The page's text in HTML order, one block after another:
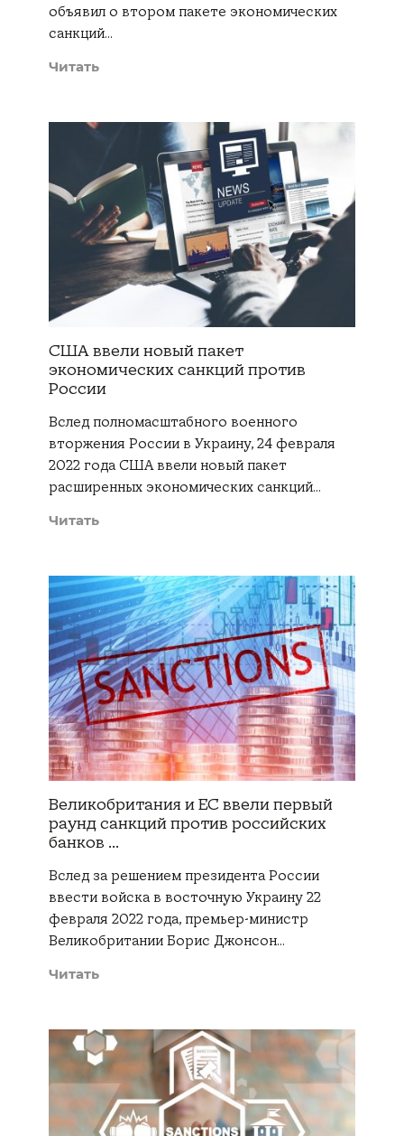
объявил о втором пакете экономических
санкций…
Читать
США ввели новый пакет
экономических санкций против
России
Вслед полномасштабного военного
вторжения России в Украину, 24 февраля
2022 года США ввели новый пакет
расширенных экономических санкций…
Читать
Великобритания и ЕС ввели первый
раунд санкций против российских
банков ...
Вслед за решением президента России
ввести войска в восточную Украину 22
февраля 2022 года, премьер-министр
Великобритании Борис Джонсон…
Читать